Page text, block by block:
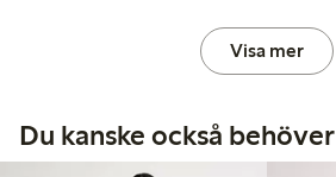
Visa mer
Du kanske också behöver